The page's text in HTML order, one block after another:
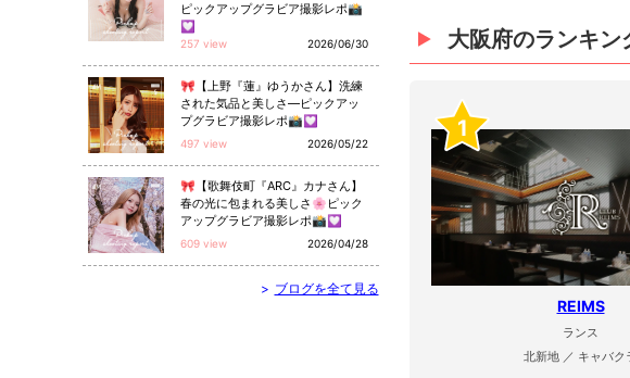
大阪府のランキン
1
REIMS
ランス
北新地 ／ キャバク
ピックアップグラビア撮影レポ📸
💟
257 view 2026/06/30
🎀【上野『蓮』ゆうかさん】洗練
された気品と美しさ—ピックアッ
プグラビア撮影レポ📸💟
497 view 2026/05/22
🎀【歌舞伎町『ARC』カナさん】
春の光に包まれる美しさ🌸ピック
アップグラビア撮影レポ📸💟
609 view 2026/04/28
> ブログを全て見る